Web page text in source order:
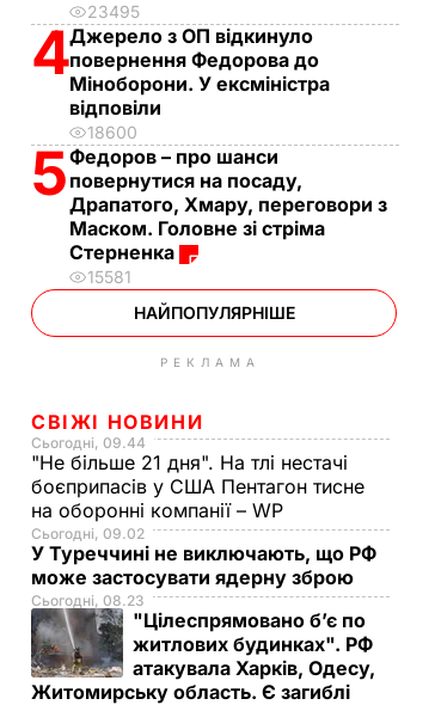
23495
4Джерело з ОП відкинуло
повернення Федорова до
Міноборони. У ексміністра
відповіли
18600
5Федоров – про шанси
повернутися на посаду,
Драпатого, Хмару, переговори з
Маском. Головне зі стріма
Стерненка
15581
НАЙПОПУЛЯРНІШЕ
РЕКЛАМА
СВІЖІ НОВИНИ
Сьогодні, 09.44
"Не більше 21 дня". На тлі нестачі
боєприпасів у США Пентагон тисне
на оборонні компанії – WP
Сьогодні, 09.02
У Туреччині не виключають, що РФ
може застосувати ядерну зброю
Сьогодні, 08.23
"Цілеспрямовано бʼє по
житлових будинках". РФ
атакувала Харків, Одесу,
Житомирську область. Є загиблі